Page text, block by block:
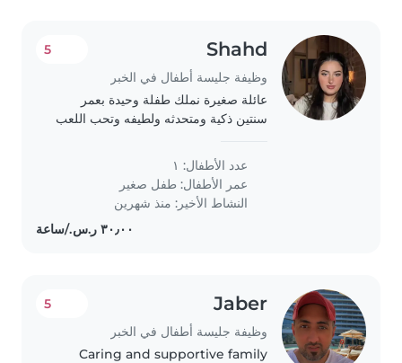
Shahd
وظيفة جليسة أطفال في الخبر
5
عائلة صغيرة نملك طفلة وحيدة بعمر
سنتين ذكية ومتحدثه ولطيفه وتحب اللعب
عدد الأطفال: ١
عمر الأطفال: طفل صغير
النشاط الأخير: منذ شهرين
Jaber
وظيفة جليسة أطفال في الخبر
5
Caring and supportive family